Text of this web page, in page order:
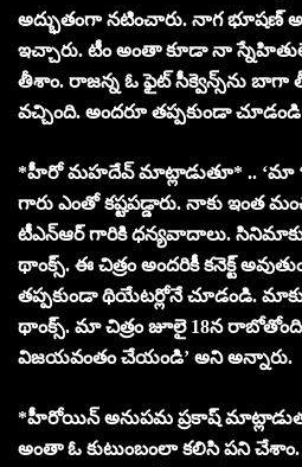
అద్భుతంగా నటించారు. నాగ భూషణ్
ఇచ్చారు. టీం అంతా కూడా నా
తీశాం. రాజన్న ఓ ఫైట్ సీక్వెన్స్‌ను బాగా
వచ్చింది. అందరూ తప్పకుండా
*హీరో మహదేవ్ మాట్లాడుతూ* .. ‘మా
గారు ఎంతో కష్టపడ్డారు. నాకు ఇంత
టీఎన్‌ఆర్ గారికి ధన్యవాదాలు. సినిమాకు
థాంక్స్. ఈ చిత్రం అందరికీ కనెక్ట్
తప్పకుండా థియేటర్లోనే చూడండి.
థాంక్స్. మా చిత్రం జూలై 18న
విజయవంతం చేయండి’ అని అన్నారు.
*హీరోయిన్ అనుపమ ప్రకాష్ మాట్లాడుతూ*
అంతా ఓ కుటుంబంలా కలిసి పని